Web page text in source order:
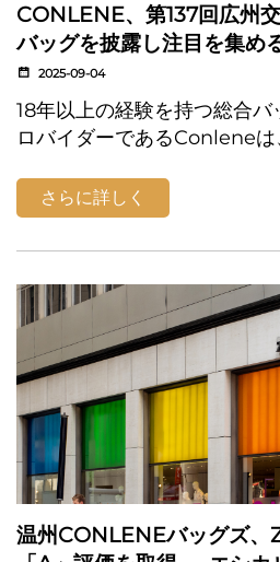
CONLENE、第137回広州
バッグを披露し注目を集め
2025-09-04
18年以上の経験を持つ総合
ロバイダーであるConlene
フェーズに参加し、大きな注
の出展は、強力な展示内容が
さらに詳しく
温州CONLENEバッグズ、